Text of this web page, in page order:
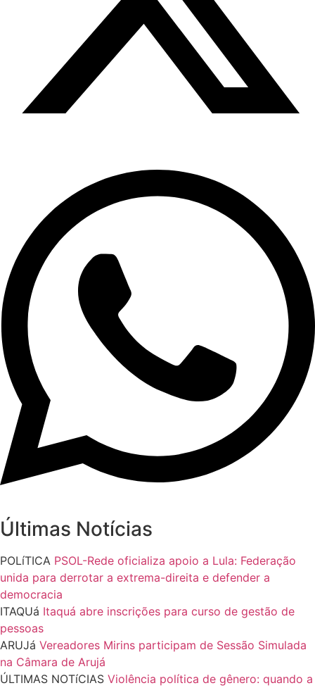
Últimas Notícias
POLíTICA PSOL-Rede oficializa apoio a Lula: Federação
unida para derrotar a extrema-direita e defender a
democracia
ITAQUá Itaquá abre inscrições para curso de gestão de
pessoas
ARUJá Vereadores Mirins participam de Sessão Simulada
na Câmara de Arujá
ÚLTIMAS NOTíCIAS Violência política de gênero: quando a